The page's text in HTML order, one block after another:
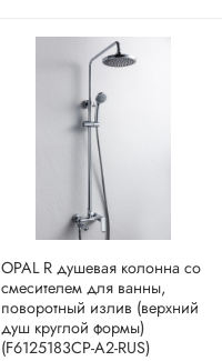
OPAL R душевая колонна со
смесителем для ванны,
поворотный излив (верхний
душ круглой формы)
(F6125183CP-A2-RUS)